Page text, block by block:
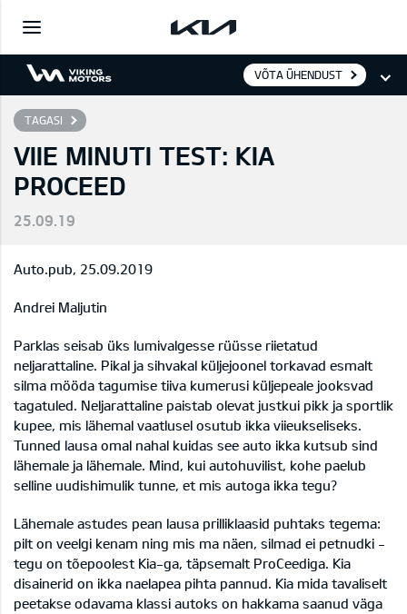
VÕTA ÜHENDUST
TAGASI
VIIE MINUTI TEST: KIA
PROCEED
25.09.19
Auto.pub, 25.09.2019
Andrei Maljutin
Parklas seisab üks lumivalgesse rüüsse riietatud
neljarattaline. Pikal ja sihvakal küljejoonel torkavad esmalt
silma mööda tagumise tiiva kumerusi küljepeale jooksvad
tagatuled. Neljarattaline paistab olevat justkui pikk ja sportlik
kupee, mis lähemal vaatlusel osutub ikka viieukseliseks.
Tunned lausa omal nahal kuidas see auto ikka kutsub sind
lähemale ja lähemale. Mind, kui autohuvilist, kohe paelub
selline uudishimulik tunne, et mis autoga ikka tegu?
Lähemale astudes pean lausa prilliklaasid puhtaks tegema:
pilt on veelgi kenam ning mis ma näen, silmad ei petnudki -
tegu on tõepoolest Kia-ga, täpsemalt ProCeediga. Kia
disainerid on ikka naelapea pihta pannud. Kia mida tavaliselt
peetakse odavama klassi autoks on hakkama saanud väga